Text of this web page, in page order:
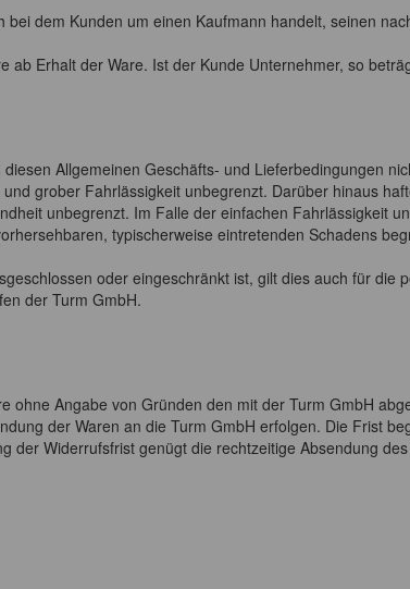
dem Kunden um einen Kaufmann handelt, seinen
Erhalt der Ware. Ist der Kunde Unternehmer, so
Allgemeinen Geschäfts- und Lieferbedingungen
grober Fahrlässigkeit unbegrenzt. Darüber hinaus
unbegrenzt. Im Falle der einfachen Fahrlässigkeit
typischerweise eintretenden Schadens
oder eingeschränkt ist, gilt dies auch für die
der Turm GmbH.
Angabe von Gründen den mit der Turm GmbH
der Waren an die Turm GmbH erfolgen. Die Frist
der Widerrufsfrist genügt die rechtzeitige Absendung